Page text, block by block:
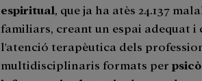
espiritual , que ja ha atès 24.137
familiars, creant un espai adequat
l'atenció terapèutica dels
multidisciplinaris formats per